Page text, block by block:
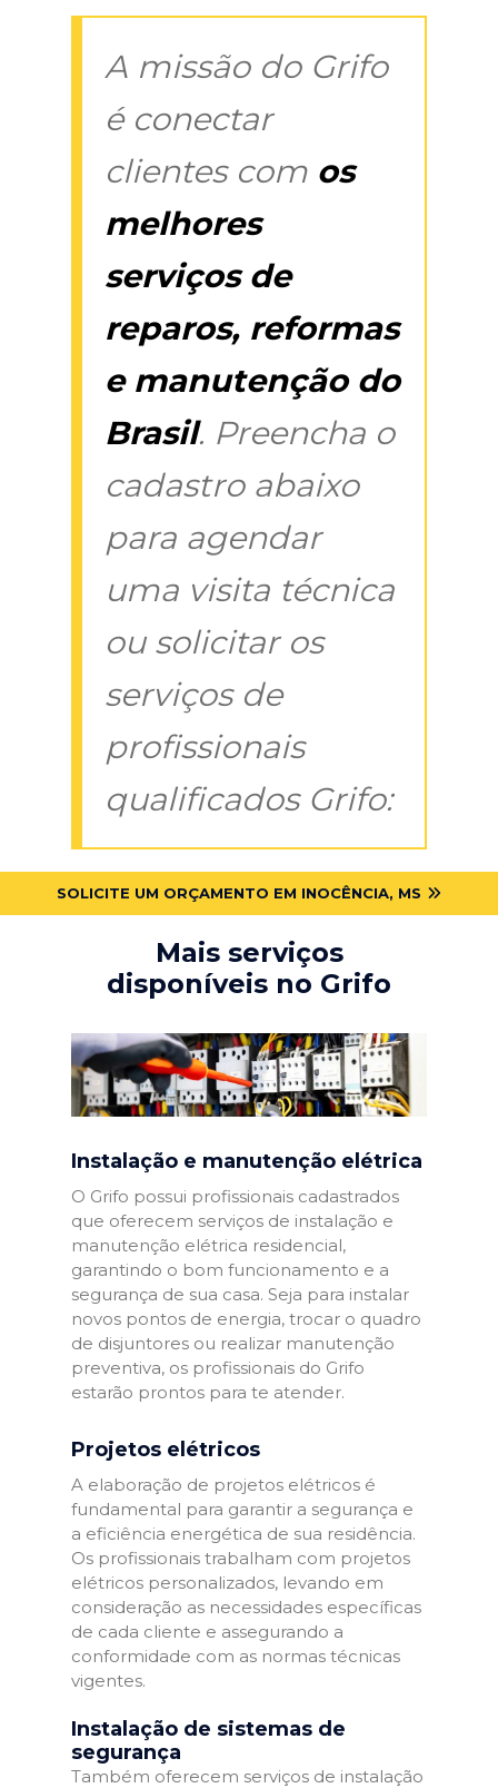
A missão do Grifo
é conectar
clientes com os
melhores
serviços de
reparos, reformas
e manutenção do
Brasil. Preencha o
cadastro abaixo
para agendar
uma visita técnica
ou solicitar os
serviços de
profissionais
qualificados Grifo:
SOLICITE UM ORÇAMENTO EM INOCÊNCIA, MS
Mais serviços
disponíveis no Grifo
Instalação e manutenção elétrica
O Grifo possui profissionais cadastrados
que oferecem serviços de instalação e
manutenção elétrica residencial,
garantindo o bom funcionamento e a
segurança de sua casa. Seja para instalar
novos pontos de energia, trocar o quadro
de disjuntores ou realizar manutenção
preventiva, os profissionais do Grifo
estarão prontos para te atender.
Projetos elétricos
A elaboração de projetos elétricos é
fundamental para garantir a segurança e
a eficiência energética de sua residência.
Os profissionais trabalham com projetos
elétricos personalizados, levando em
consideração as necessidades específicas
de cada cliente e assegurando a
conformidade com as normas técnicas
vigentes.
Instalação de sistemas de
segurança
Também oferecem serviços de instalação